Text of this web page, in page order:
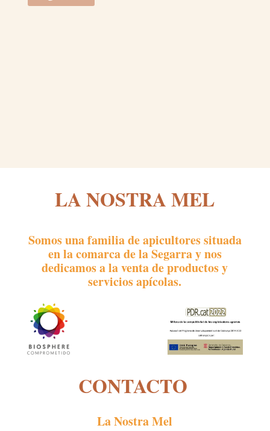
LA NOSTRA MEL
Somos una familia de apicultores situada
en la comarca de la Segarra y nos
dedicamos a la venta de productos y
servicios apícolas.
CONTACTO
La Nostra Mel